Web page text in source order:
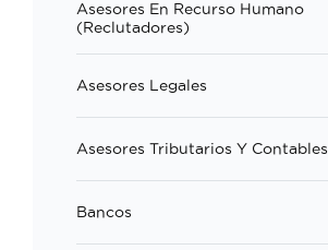
Asesores En Recurso Humano
(reclutadores)
Asesores Legales
Asesores Tributarios Y Contables
Bancos